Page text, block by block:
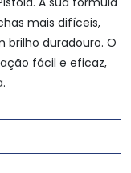
mais difíceis,
brilho duradouro. O
fácil e eficaz,